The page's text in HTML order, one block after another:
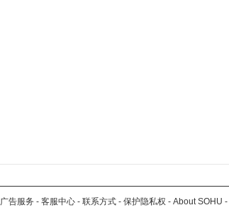
广告服务 - 客服中心 - 联系方式 - 保护隐私权 - About SOHU -